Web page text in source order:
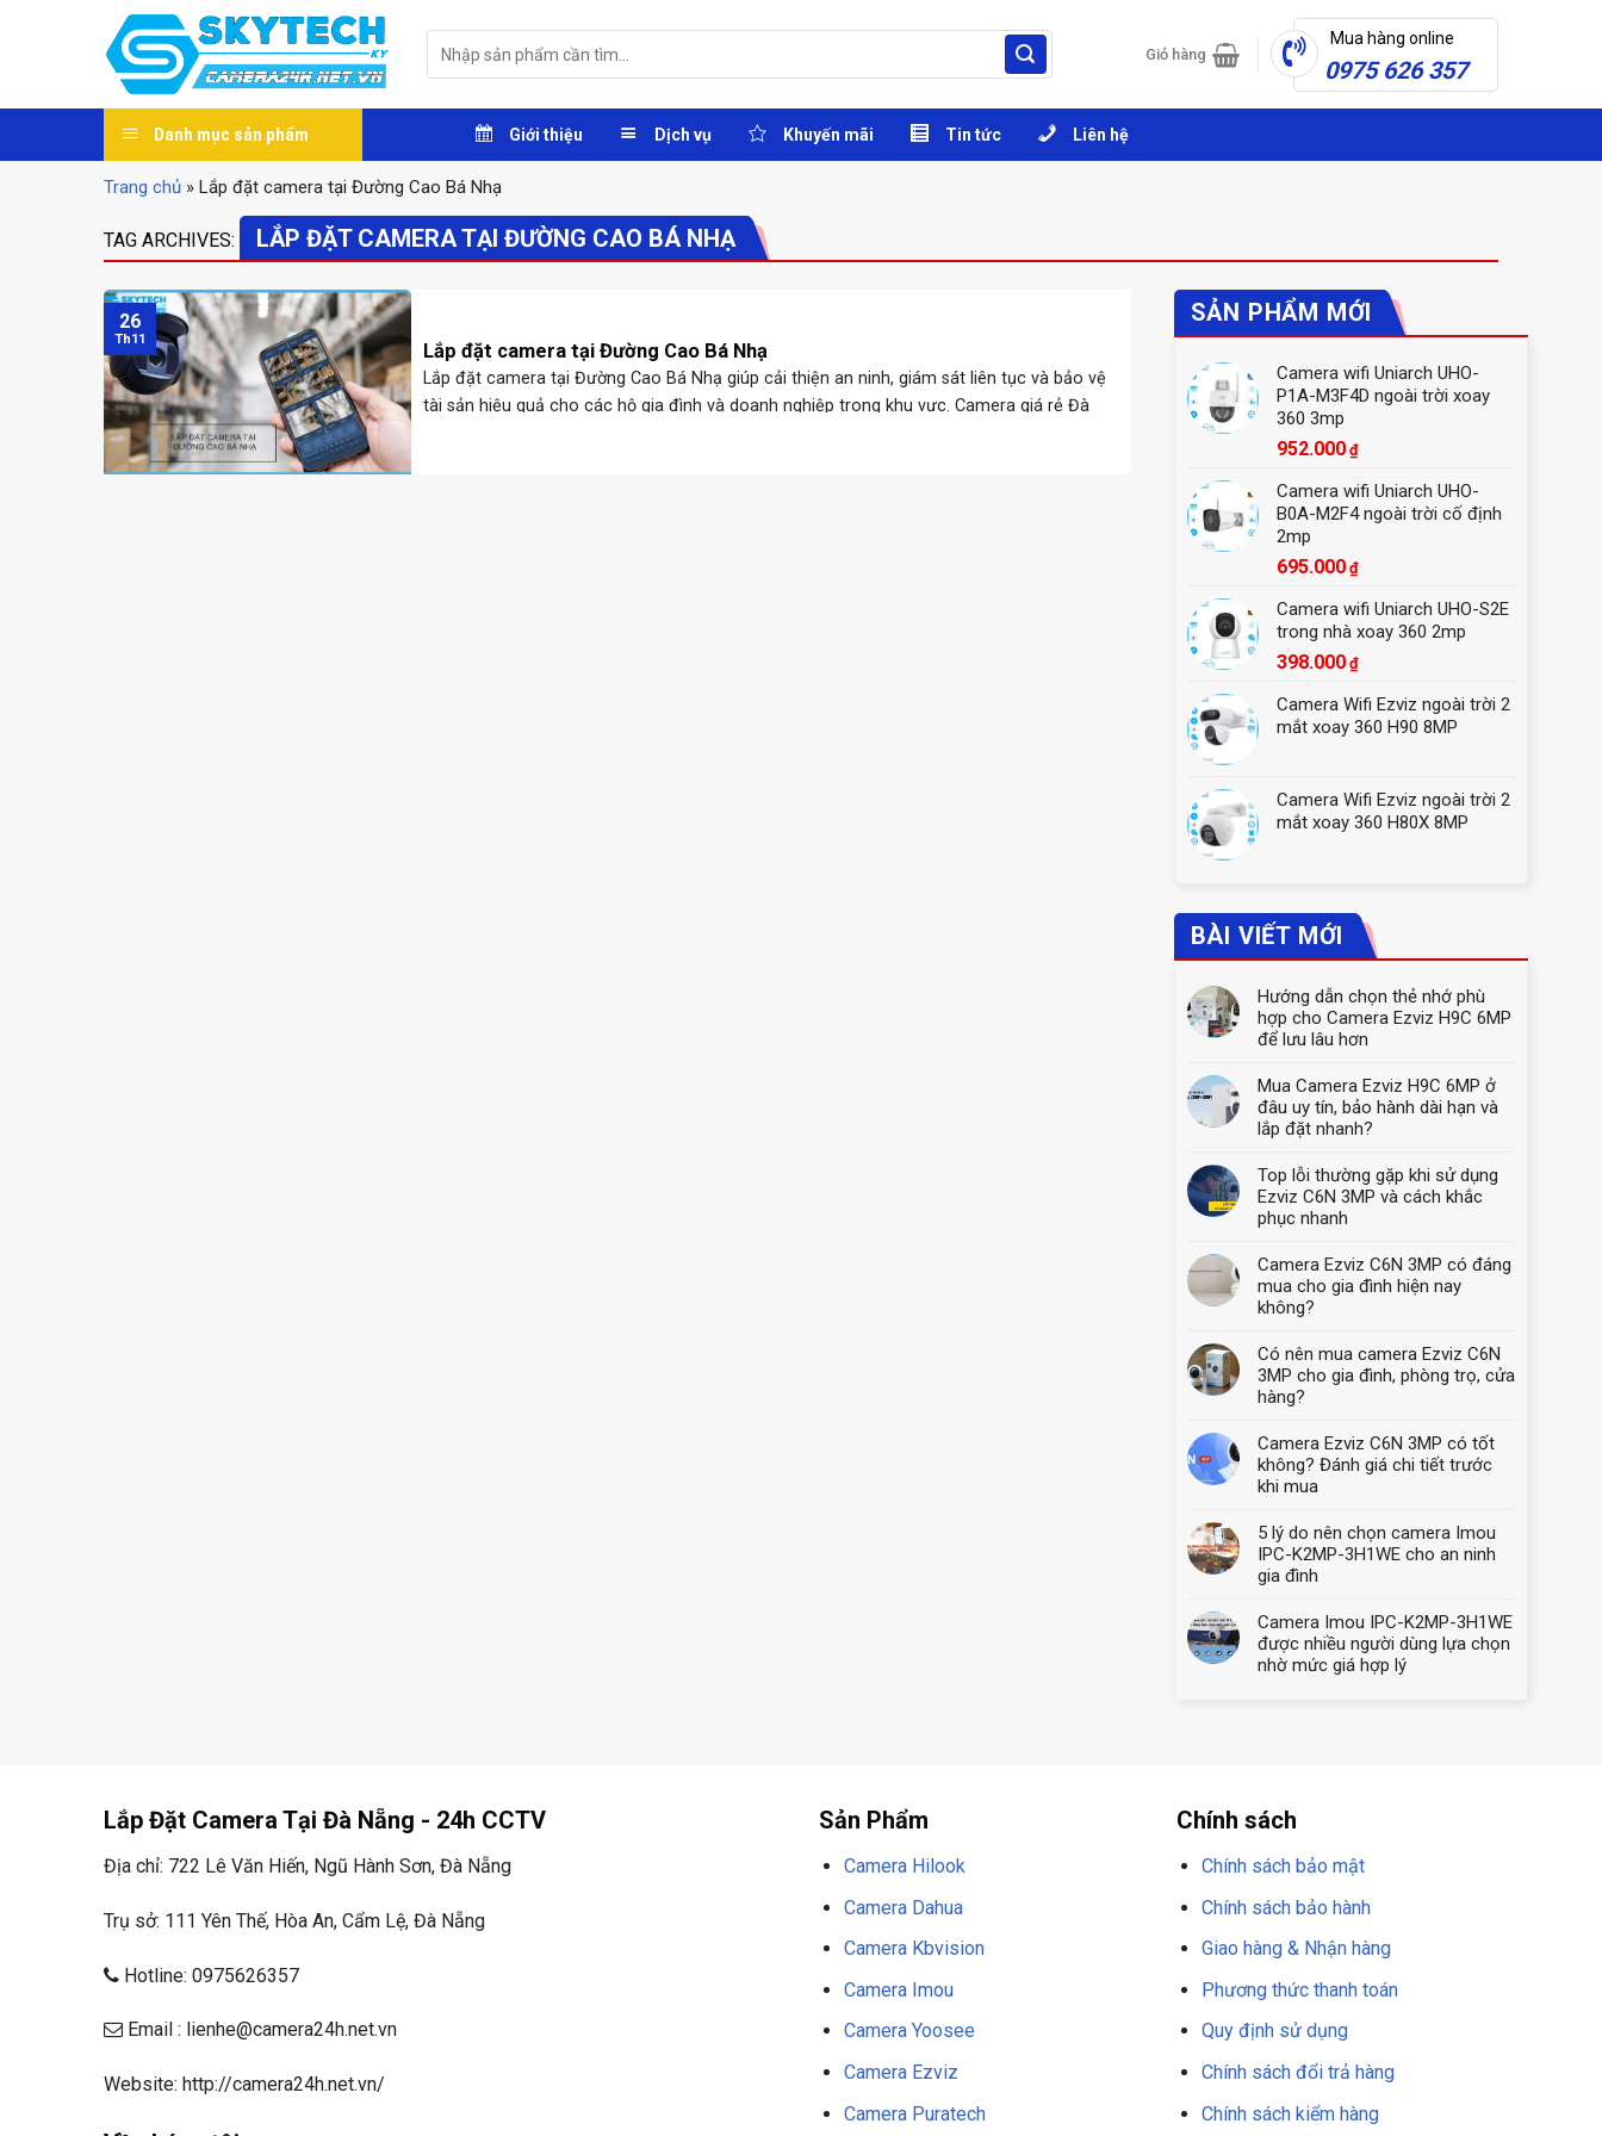
kiếm:
Giỏ hàng
Mua hàng online
0975 626 357
Danh mục sản phẩm Giới thiệu Dịch vụ Khuyến mãi Tin tức Liên hệ
Trang chủ » Lắp đặt camera tại Đường Cao Bá Nhạ
TAG ARCHIVES: LẮP ĐẶT CAMERA TẠI ĐƯỜNG CAO BÁ NHẠ
Lắp đặt camera tại Đường Cao Bá Nhạ
Lắp đặt camera tại Đường Cao Bá Nhạ giúp cải thiện an ninh, giám sát liên tục và bảo vệ
tài sản hiệu quả cho các hộ gia đình và doanh nghiệp trong khu vực. Camera giá rẻ Đà
26
Th11
SẢN PHẨM MỚI
Camera wifi Uniarch UHO-
P1A-M3F4D ngoài trời xoay
360 3mp
952.000 ₫
Camera wifi Uniarch UHO-
B0A-M2F4 ngoài trời cố định
2mp
695.000 ₫
Camera wifi Uniarch UHO-S2E
trong nhà xoay 360 2mp
398.000 ₫
Camera Wifi Ezviz ngoài trời 2
mắt xoay 360 H90 8MP
Camera Wifi Ezviz ngoài trời 2
mắt xoay 360 H80X 8MP
BÀI VIẾT MỚI
Hướng dẫn chọn thẻ nhớ phù
hợp cho Camera Ezviz H9C 6MP
để lưu lâu hơn
Mua Camera Ezviz H9C 6MP ở
đâu uy tín, bảo hành dài hạn và
lắp đặt nhanh?
Top lỗi thường gặp khi sử dụng
Ezviz C6N 3MP và cách khắc
phục nhanh
Camera Ezviz C6N 3MP có đáng
mua cho gia đình hiện nay
không?
Có nên mua camera Ezviz C6N
3MP cho gia đình, phòng trọ, cửa
hàng?
Camera Ezviz C6N 3MP có tốt
không? Đánh giá chi tiết trước
khi mua
5 lý do nên chọn camera Imou
IPC-K2MP-3H1WE cho an ninh
gia đình
Camera Imou IPC-K2MP-3H1WE
được nhiều người dùng lựa chọn
nhờ mức giá hợp lý
Lắp Đặt Camera Tại Đà Nẵng - 24h CCTV
Địa chỉ: 722 Lê Văn Hiến, Ngũ Hành Sơn, Đà Nẵng
Trụ sở: 111 Yên Thế, Hòa An, Cẩm Lệ, Đà Nẵng
Hotline: 0975626357
Email : lienhe@camera24h.net.vn
Website: http://camera24h.net.vn/
Sản Phẩm
Camera Hilook
Camera Dahua
Camera Kbvision
Camera Imou
Camera Yoosee
Camera Ezviz
Camera Puratech
Chính sách
Chính sách bảo mật
Chính sách bảo hành
Giao hàng & Nhận hàng
Phương thức thanh toán
Quy định sử dụng
Chính sách đổi trả hàng
Chính sách kiểm hàng